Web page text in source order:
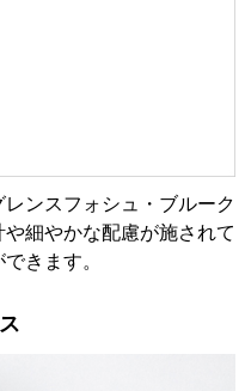
ンスフォシュ・ブルーク
細やかな配慮が施されて
きます。